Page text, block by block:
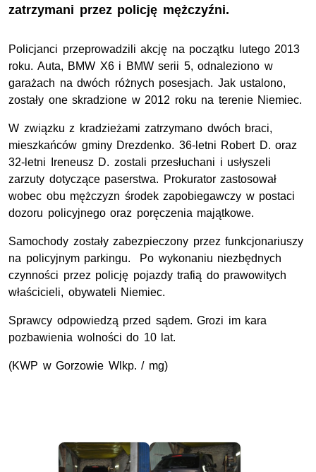
zatrzymani przez policję mężczyźni.
Policjanci przeprowadzili akcję na początku lutego 2013
roku. Auta, BMW X6 i BMW serii 5, odnaleziono w
garażach na dwóch różnych posesjach. Jak ustalono,
zostały one skradzione w 2012 roku na terenie Niemiec.
W związku z kradzieżami zatrzymano dwóch braci,
mieszkańców gminy Drezdenko. 36-letni Robert D. oraz
32-letni Ireneusz D. zostali przesłuchani i usłyszeli
zarzuty dotyczące paserstwa. Prokurator zastosował
wobec obu mężczyzn środek zapobiegawczy w postaci
dozoru policyjnego oraz poręczenia majątkowe.
Samochody zostały zabezpieczony przez funkcjonariuszy
na policyjnym parkingu. Po wykonaniu niezbędnych
czynności przez policję pojazdy trafią do prawowitych
właścicieli, obywateli Niemiec.
Sprawcy odpowiedzą przed sądem. Grozi im kara
pozbawienia wolności do 10 lat.
(KWP w Gorzowie Wlkp. / mg)